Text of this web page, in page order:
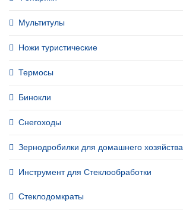
Мультитулы
Ножи туристические
Термосы
Бинокли
Снегоходы
Зернодробилки для домашнего хозяйства
Инструмент для Стеклообработки
Стеклодомкраты